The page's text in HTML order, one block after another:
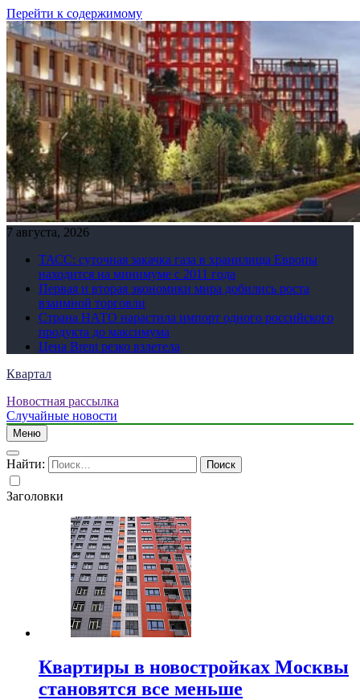
Перейти к содержимому
7 августа, 2026
ТАСС: суточная закачка газа в хранилища Европы
находится на минимуме с 2011 года
Первая и вторая экономики мира добились роста
взаимной торговли
Страна НАТО нарастила импорт одного российского
продукта до максимума
Цена Brent резко взлетела
Квартал
Новостная рассылка
Случайные новости
Меню
Найти:
Заголовки
Квартиры в новостройках Москвы
становятся все меньше